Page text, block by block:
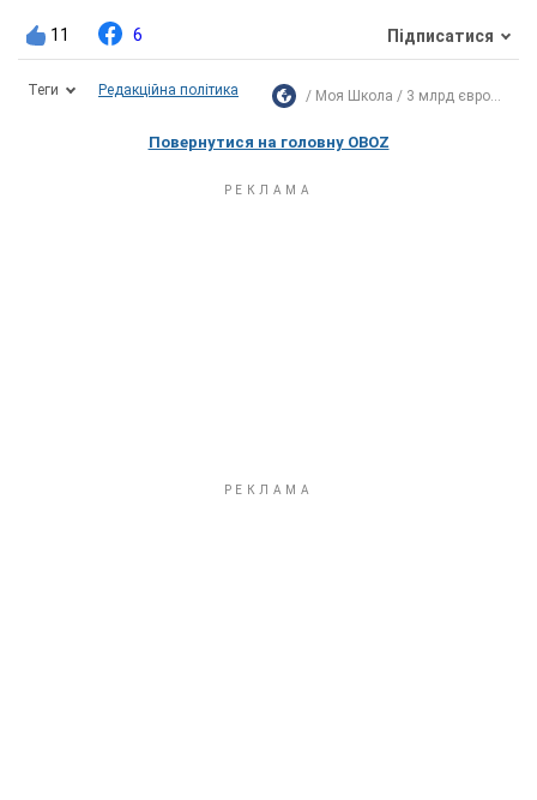
11 6 Підписатися
Теги Редакційна політика Моя Школа 3 млрд євро...
Повернутися на головну OBOZ